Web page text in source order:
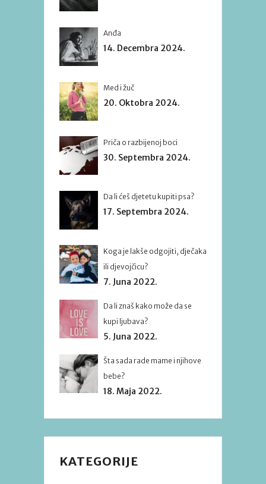
Anđa
14. Decembra 2024.
Med i žuč
20. Oktobra 2024.
Priča o razbijenoj boci
30. Septembra 2024.
Da li ćeš djetetu kupiti psa?
17. Septembra 2024.
Koga je lakše odgojiti, dječaka
ili djevojčicu?
7. Juna 2022.
Da li znaš kako može da se
kupi ljubava?
5. Juna 2022.
Šta sada rade mame i njihove
bebe?
18. Maja 2022.
KATEGORIJE